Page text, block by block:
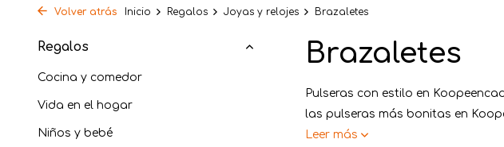
Volver atrás Inicio Regalos Joyas y relojes Brazaletes
Regalos
Cocina y comedor
Vida en el hogar
Niños y bebé
Brazaletes
Pulseras con estilo en
las pulseras más bonitas en
Leer más